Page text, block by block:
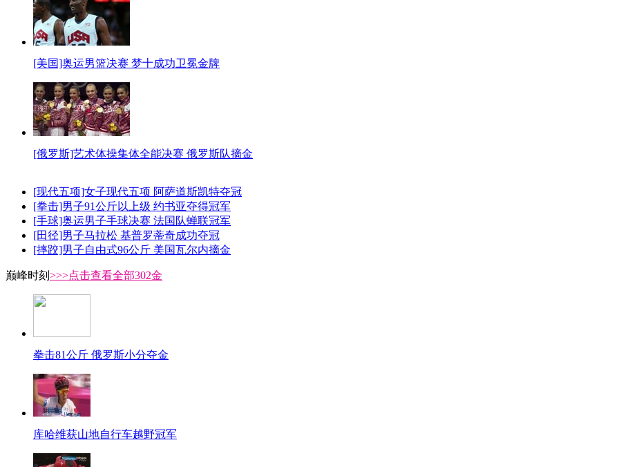
[美国]奥运男篮决赛 梦十成功卫冕金牌
[俄罗斯]艺术体操集体全能决赛 俄罗斯队摘金
[现代五项]女子现代五项 阿萨道斯凯特夺冠
[拳击]男子91公斤以上级 约书亚夺得冠军
[手球]奥运男子手球决赛 法国队蝉联冠军
[田径]男子马拉松 基普罗蒂奇成功夺冠
[摔跤]男子自由式96公斤 美国瓦尔内摘金
巅峰时刻 >>>点击查看全部302金
拳击81公斤 俄罗斯小分夺金
库哈维获山地自行车越野冠军